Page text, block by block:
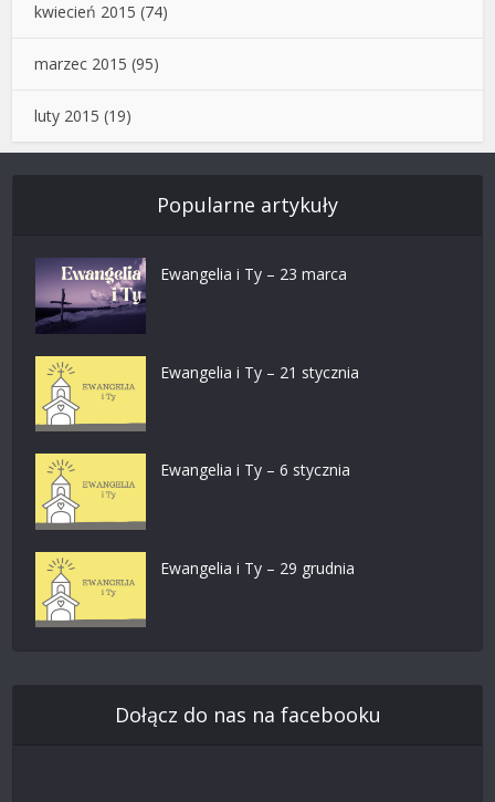
kwiecień 2015 (74)
marzec 2015 (95)
luty 2015 (19)
Popularne artykuły
Ewangelia i Ty – 23 marca
Ewangelia i Ty – 21 stycznia
Ewangelia i Ty – 6 stycznia
Ewangelia i Ty – 29 grudnia
Dołącz do nas na facebooku